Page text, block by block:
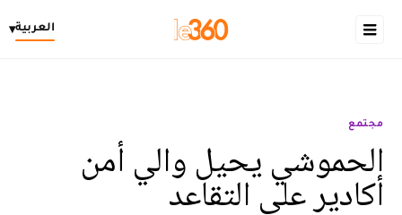
العربية▾
مجتمع
الحموشي يحيل والي أمن
أكادير على التقاعد